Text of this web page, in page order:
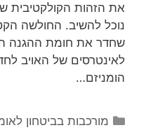
את הזהות הקולקטיבית
נוכל להשיב. החולשה
שחדר את חומת ההגנה
לאינטרסים של האויב
הומניזם…
קטגוריות
מורכבות בביטחון